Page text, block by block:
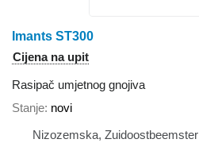
Imants ST300
Cijena na upit
Rasipač umjetnog gnojiva
Stanje novi
Nizozemska, Zuidoostbeemster